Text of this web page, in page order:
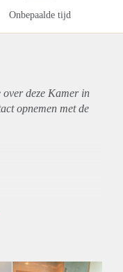
Onbepaalde tijd
deze Kamer in
opnemen met de